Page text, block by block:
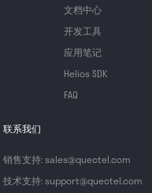
文档中心
开发工具
应用笔记
Helios SDK
FAQ
联系我们
销售支持: sales@quectel.com
技术支持: support@quectel.com